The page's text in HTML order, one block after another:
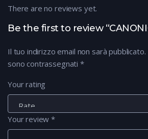
Be the first to review
Il tuo indirizzo email non sarà pubblicato.
sono contrassegnati *
Your rating
Your review*
There are no reviews yet.